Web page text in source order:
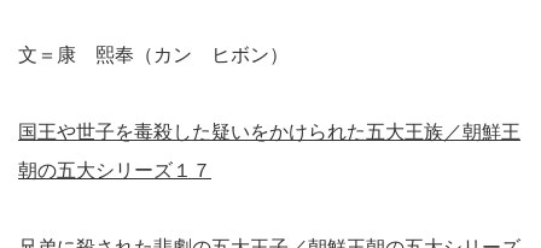
文＝康 熙奉（カン ヒボン）
国王や世子を毒殺した疑いをかけられた五大王族／朝鮮王
朝の五大シリーズ１７